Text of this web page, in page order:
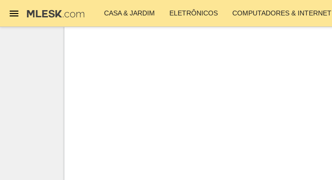
CASA & JARDIM ELETRÔNICOS COMPUTADORES & INTERNET